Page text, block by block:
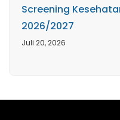
Screening
2026/2027
Juli 20, 2026